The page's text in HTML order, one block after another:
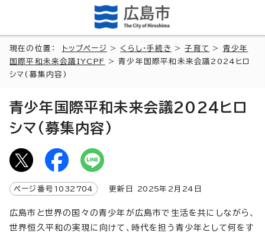
現在の位置： トップページ > くらし・手続き >子育て > 青少年
国際平和未来会議IYCPF
> 青少年国際平和未来会議2024ヒロ
シマ(募集内容)
青少年国際平和未来会議2024ヒロ
シマ(募集内容)
ページ番号 1032704 更新日 2025年2月 24 日
広島市と世界の国々の青少年が広島市で生活を共にしながら、
世界恒久平和の実現に向けて、時代を担う青少年として何をす